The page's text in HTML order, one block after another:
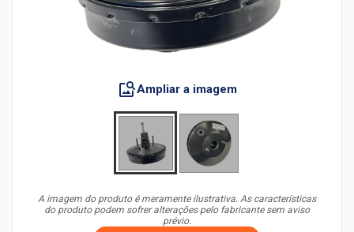
Ampliar a imagem
A imagem do produto é meramente ilustrativa. As características
do produto podem sofrer alterações pelo fabricante sem aviso
prévio.